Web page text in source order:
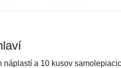
a 10 kusov